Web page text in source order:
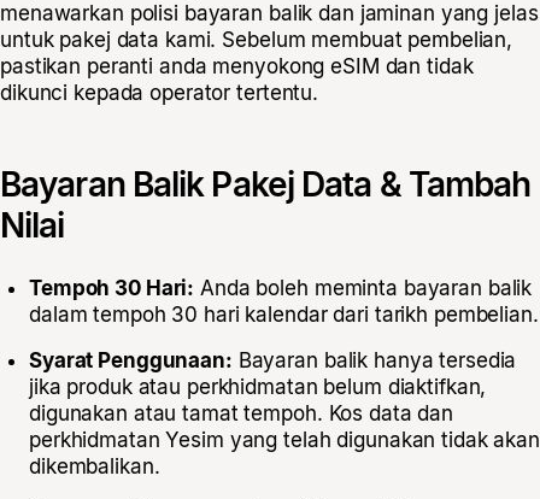
menawarkan polisi bayaran balik dan jaminan yang jelas
untuk pakej data kami. Sebelum membuat pembelian,
pastikan peranti anda menyokong eSIM dan tidak
dikunci kepada operator tertentu.
Bayaran Balik Pakej Data & Tambah
Nilai
Tempoh 30 Hari: Anda boleh meminta bayaran balik
dalam tempoh 30 hari kalendar dari tarikh pembelian.
Syarat Penggunaan: Bayaran balik hanya tersedia
jika produk atau perkhidmatan belum diaktifkan,
digunakan atau tamat tempoh. Kos data dan
perkhidmatan Yesim yang telah digunakan tidak akan
dikembalikan.